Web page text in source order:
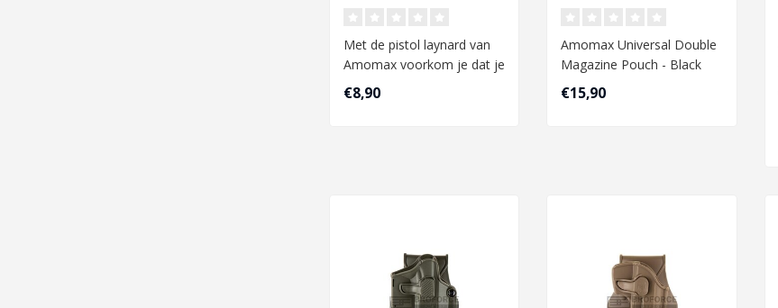
Met de pistol laynard van
Amomax voorkom je dat je
jou pistol replica verliest u..
€8,90
Amomax Universal Double
Magazine Pouch - Black
€15,90